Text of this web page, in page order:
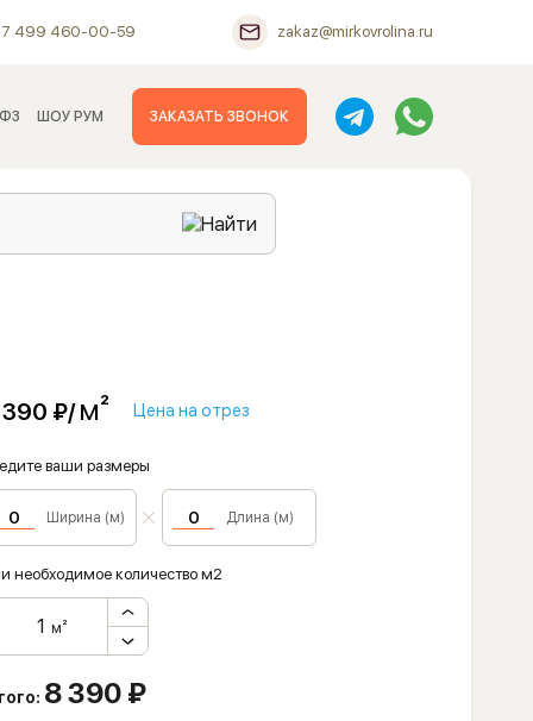
499 460-00-59 zakaz@mirkovrolina.ru
ШОУ РУМ ЗАКАЗАТЬ ЗВОНОК
₽/м² Цена на отрез
ваши размеры
Ширина (м) Длина (м)
необходимое количество м2
м²
8 390 ₽